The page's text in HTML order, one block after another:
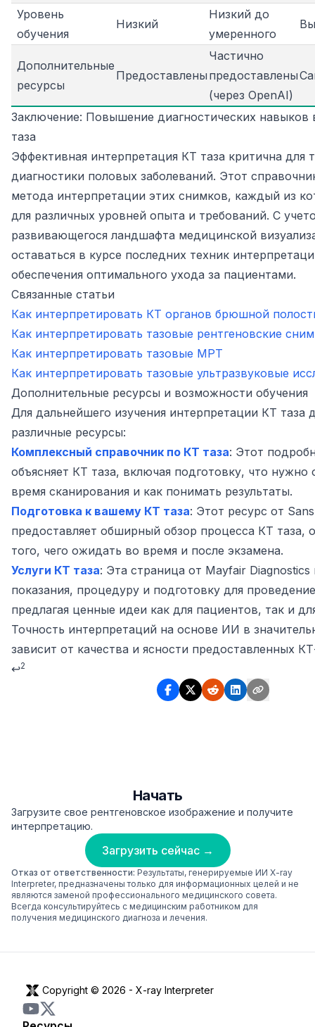
Уровень
обучения
Низкий
Низкий до
умеренного
Дополнительные
ресурсы
Предоставлены
Частично
предоставлены
(через OpenAI)
Заключение: Повышение диагностических навыков
таза
Эффективная интерпретация КТ таза критична для
диагностики половых заболеваний. Этот
метода интерпретации этих снимков, каждый из
для различных уровней опыта и требований. С
развивающегося ландшафта медицинской
оставаться в курсе последних техник
обеспечения оптимального ухода за пациентами.
Связанные статьи
Как интерпретировать КТ органов брюшной
Как интерпретировать тазовые рентгеновские
Как интерпретировать тазовые МРТ
Как интерпретировать тазовые ультразвуковые
Дополнительные ресурсы и возможности обучения
Для дальнейшего изучения интерпретации КТ таза
различные ресурсы:
Комплексный справочник по КТ таза: Этот
объясняет КТ таза, включая подготовку, что нужно
время сканирования и как понимать результаты.
Подготовка к вашему КТ таза: Этот ресурс от
предоставляет обширный обзор процесса КТ таза,
того, чего ожидать во время и после экзамена.
Услуги КТ таза: Эта страница от Mayfair Diagnostics
показания, процедуру и подготовку для
предлагая ценные идеи как для пациентов, так и
Footnotes
Точность интерпретаций на основе ИИ в
зависит от качества и ясности предоставленных
↩2
Начать
Загрузите свое рентгеновское изображение и получите
интерпретацию.
Загрузить сейчас →
Отказ от ответственности: Результаты, генерируемые ИИ X-ray
Interpreter, предназначены только для информационных целей и не
являются заменой профессионального медицинского совета.
Всегда консультируйтесь с медицинским работником для
получения медицинского диагноза и лечения.
Copyright © 2026 - X-ray Interpreter